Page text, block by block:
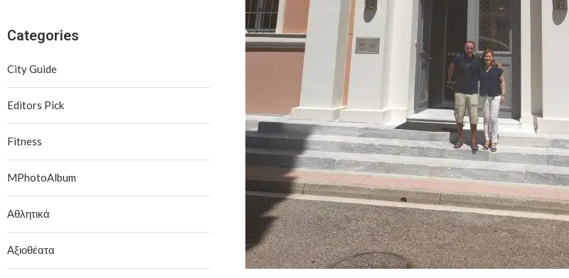
Categories
City Guide
Editors Pick
Fitness
MPhotoAlbum
Αθλητικά
Αξιοθέατα